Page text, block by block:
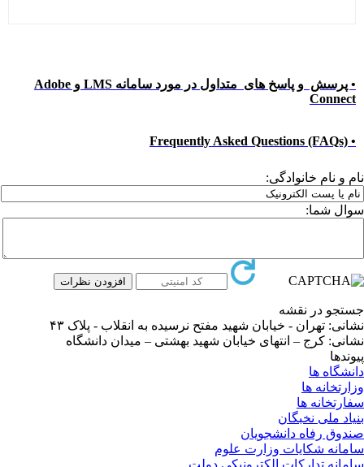
• ﭘﺮﺳﺶ و ﭘﺎﺳﺦ ﻫﺎی ﻣﺘﺪاول در مورد سامانه LMS و Adobe
Connect
• Frequently Asked Questions (FAQs)
نام و نام خانوادگی:
سوال شما:
جستجو در نقشه
نشانی: تهران - خیابان شهید مفتح نرسیده به انقلاب - پلاک ۴۳
نشانی: کرج – انتهای خیابان شهید بهشتی – میدان دانشگاه
پیوندها
دانشگاه ها
وزارتخانه ها
سفارتخانه ها
بنیاد ملی نخبگان
صندوق رفاه دانشجویان
سامانه شکایات وزارت علوم